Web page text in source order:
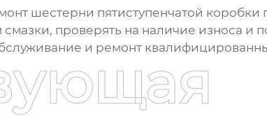
шестерни пятиступенчатой коробки
проверять на наличие износа и
и ремонт